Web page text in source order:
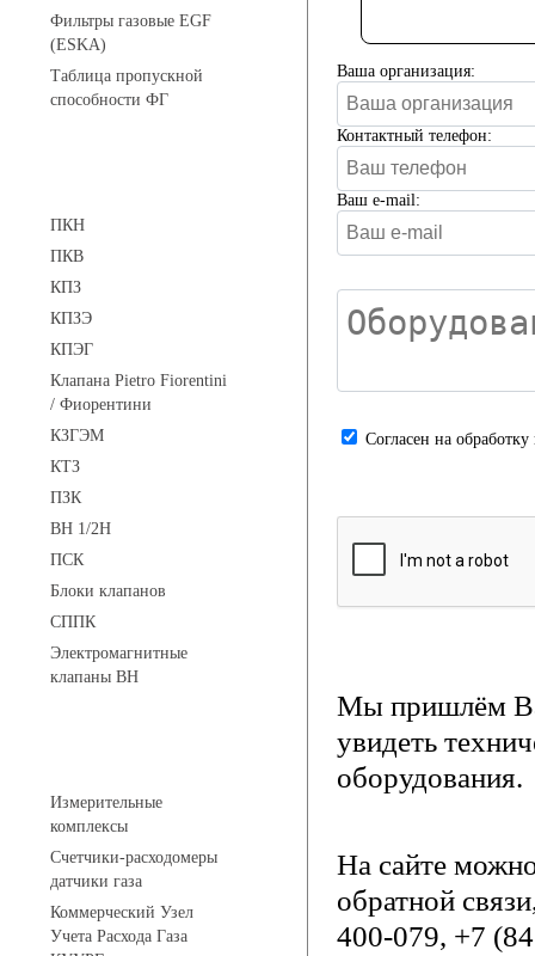
Фильтры газовые EGF
(ESKA)
Таблица пропускной
способности ФГ
ПКН
ПКВ
КПЗ
КПЗЭ
КПЭГ
Клапана Pietro Fiorentini
/ Фиорентини
КЗГЭМ
КТЗ
ПЗК
ВН 1/2Н
ПСК
Блоки клапанов
СППК
Электромагнитные
клапаны ВН
Измерительные
комплексы
Счетчики-расходомеры
датчики газа
Коммерческий Узел
Учета Расхода Газа
Ваша организация:
Контактный телефон:
Ваш e-mail:
Cогласен на
Мы пришлём
увидеть
оборудования.
На сайте
обратной
400-079, +7